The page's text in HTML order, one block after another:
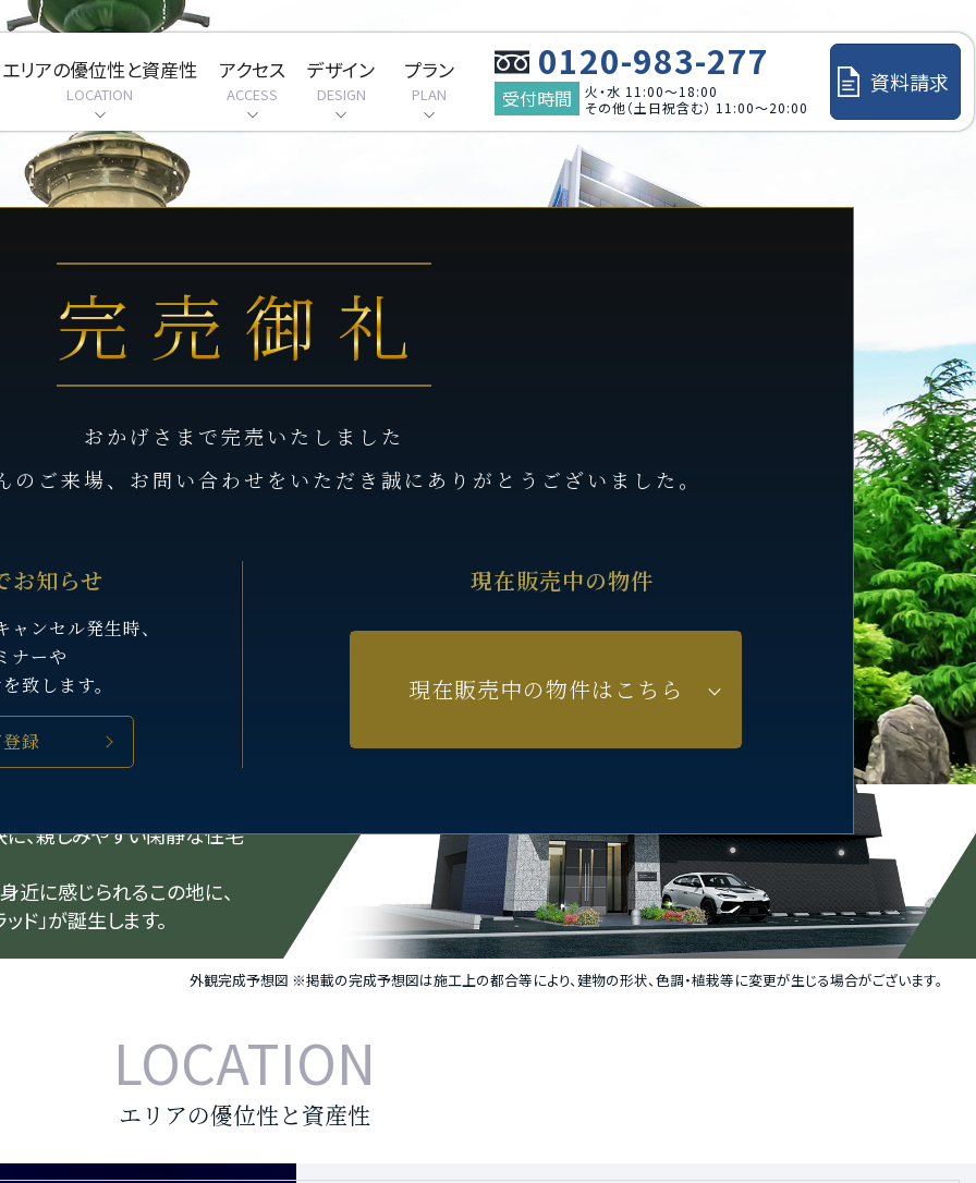
エリアの優位性と資産性
LOCATION
アクセス
ACCESS
デザイン
DESIGN
プラン
PLAN
0120-983-277
受付時間
火・水 11:00～18:00
その他（土日祝含む） 11:00～20:00
資料請求
完売御礼
おかげさまで完売いたしました
のご来場、お問い合わせをいただき誠にありがとうございました。
お知らせ
ンセル発生時、
ナーや
致します。
録
現在販売中の物件
現在販売中の物件はこちら
、親しみやすい閑静な住宅
に感じられるこの地に、
」が誕生します。
外観完成予想図 ※掲載の完成予想図は施工上の都合等により、建物の形状、色調・植栽等に変更が生じる場合がございます。
LOCATION
エリアの優位性と資産性